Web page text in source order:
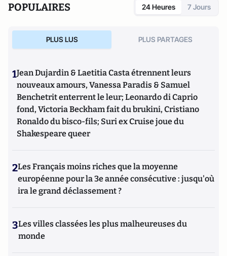
POPULAIRES 24 Heures 7 Jours
PLUS LUS PLUS PARTAGES
1Jean Dujardin & Laetitia Casta étrennent leurs
nouveaux amours, Vanessa Paradis & Samuel
Benchetrit enterrent le leur; Leonardo di Caprio
fond, Victoria Beckham fait du brukini, Cristiano
Ronaldo du bisco-fils; Suri ex Cruise joue du
Shakespeare queer
2Les Français moins riches que la moyenne
européenne pour la 3e année consécutive : jusqu'où
ira le grand déclassement ?
3Les villes classées les plus malheureuses du
monde